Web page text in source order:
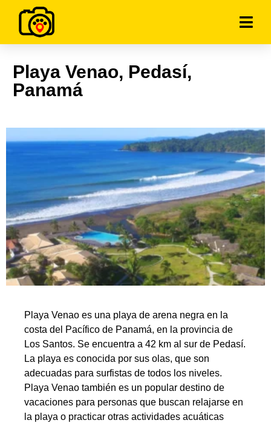
Playa Venao, Pedasí,
Panamá
Playa Venao es una playa de arena negra en la
costa del Pacífico de Panamá, en la provincia de
Los Santos. Se encuentra a 42 km al sur de Pedasí.
La playa es conocida por sus olas, que son
adecuadas para surfistas de todos los niveles.
Playa Venao también es un popular destino de
vacaciones para personas que buscan relajarse en
la playa o practicar otras actividades acuáticas